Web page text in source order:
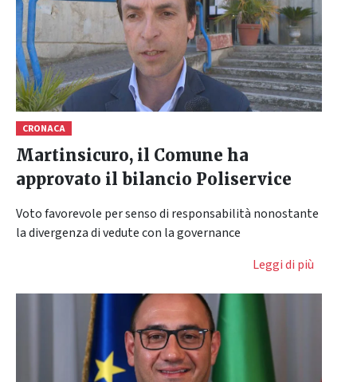
CRONACA
Martinsicuro, il Comune ha
approvato il bilancio Poliservice
Voto favorevole per senso di responsabilità nonostante
la divergenza di vedute con la governance
Leggi di più